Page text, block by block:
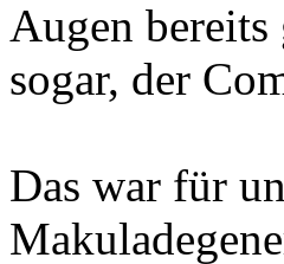
Augen bereits
sogar, der
Das war für